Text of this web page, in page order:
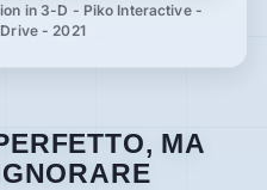
in 3-D - Piko Interactive -
- 2021
MA